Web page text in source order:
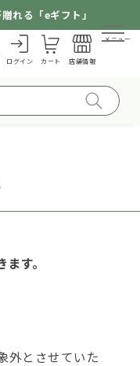
れる「eギフト」
ログイン カート 店舗情報
メニュー
す。
外とさせていた